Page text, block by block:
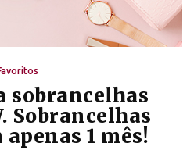
sobrancelhas
Sobrancelhas
1 mês!